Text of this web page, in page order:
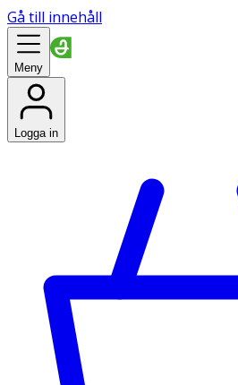
Gå till innehåll
Meny
Logga in